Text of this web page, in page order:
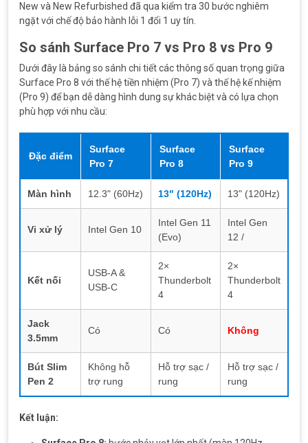
New và New Refurbished đã qua kiểm tra 30 bước nghiêm
ngặt với chế độ bảo hành lỗi 1 đổi 1 uy tín.
So sánh Surface Pro 7 vs Pro 8 vs Pro 9
Dưới đây là bảng so sánh chi tiết các thông số quan trọng giữa
Surface Pro 8 với thế hệ tiền nhiệm (Pro 7) và thế hệ kế nhiệm
(Pro 9) để bạn dễ dàng hình dung sự khác biệt và có lựa chọn
phù hợp với nhu cầu:
Đặc điểm
Surface
Pro 7
Surface
Pro 8
Surface
Pro 9
Màn hình 12.3" (60Hz) 13" (120Hz) 13" (120Hz)
Vi xử lý Intel Gen 10
Intel Gen 11
(Evo)
Intel Gen
12 /
Kết nối
USB-A &
USB-C
2×
Thunderbolt
4
2×
Thunderbolt
4
Jack
3.5mm
Có Có Không
Bút Slim
Pen 2
Không hỗ
trợ rung
Hỗ trợ sạc /
rung
Hỗ trợ sạc /
rung
Kết luận: